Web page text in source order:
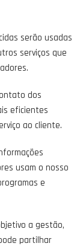
serão usadas
serviços que
dos
eficientes
ao cliente.
usam o nosso
e
a gestão,
partilhar